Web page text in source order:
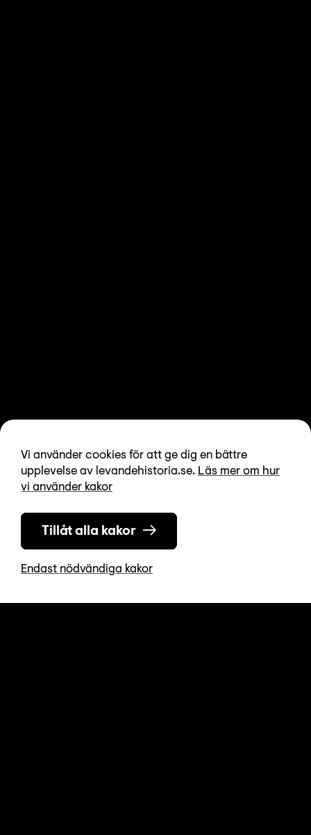
Vi använder cookies för att ge dig en bättre
upplevelse av levandehistoria.se. Läs mer om hur
vi använder kakor
Tillåt alla kakor
Endast nödvändiga kakor